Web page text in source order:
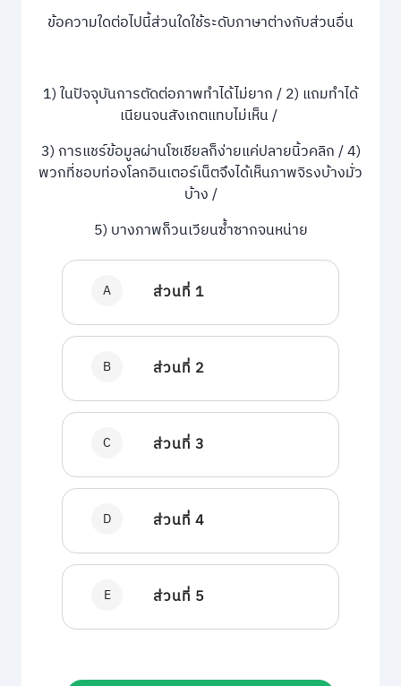
ข้อความใดต่อไปนี้ส่วนใดใช้ระดับภาษาต่างกับส่วนอื่น
1) ในปัจจุบันการตัดต่อภาพทำได้ไม่ยาก / 2) แถมทำได้
เนียนจนสังเกตแทบไม่เห็น /
3) การแชร์ข้อมูลผ่านโซเชียลก็ง่ายแค่ปลายนิ้วคลิก / 4)
พวกที่ชอบท่องโลกอินเตอร์เน็ตจึงได้เห็นภาพจิรงบ้างมั่ว
บ้าง /
5) บางภาพก็วนเวียนซ้ำซากจนหน่าย
A ส่วนที่ 1
B ส่วนที่ 2
C ส่วนที่ 3
D ส่วนที่ 4
E ส่วนที่ 5